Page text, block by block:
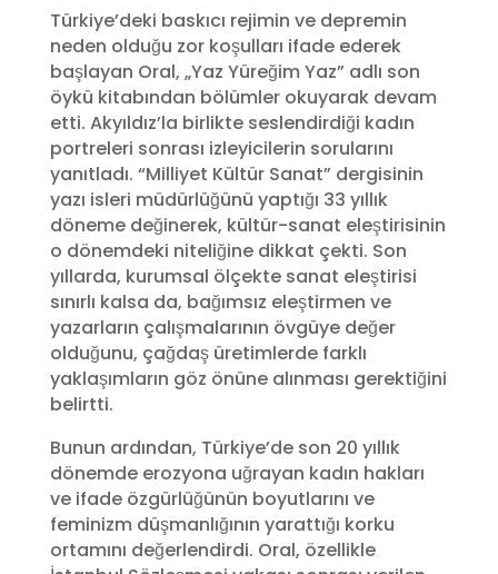
Türkiye’deki baskıcı rejimin ve depremin
neden olduğu zor koşulları ifade ederek
başlayan Oral, „Yaz Yüreğim Yaz” adlı son
öykü kitabından bölümler okuyarak devam
etti. Akyıldız’la birlikte seslendirdiği kadın
portreleri sonrası izleyicilerin sorularını
yanıtladı. “Milliyet Kültür Sanat” dergisinin
yazı isleri müdürlüğünü yaptığı 33 yıllık
döneme değinerek, kültür-sanat eleştirisinin
o dönemdeki niteliğine dikkat çekti. Son
yıllarda, kurumsal ölçekte sanat eleştirisi
sınırlı kalsa da, bağımsız eleştirmen ve
yazarların çalışmalarının övgüye değer
olduğunu, çağdaş üretimlerde farklı
yaklaşımların göz önüne alınması gerektiğini
belirtti.
Bunun ardından, Türkiye’de son 20 yıllık
dönemde erozyona uğrayan kadın hakları
ve ifade özgürlüğünün boyutlarını ve
feminizm düşmanlığının yarattığı korku
ortamını değerlendirdi. Oral, özellikle